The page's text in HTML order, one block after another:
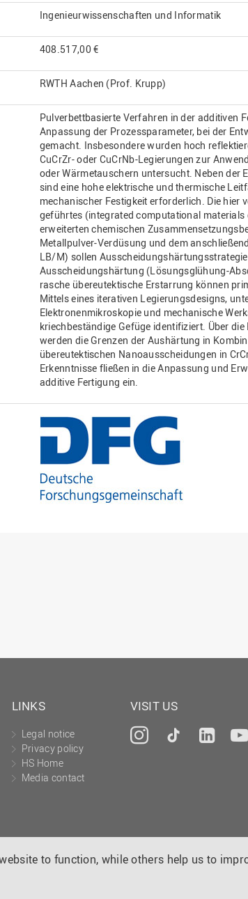
to function, while others help us to
Ingenieurwissenschaften und Informatik
408.517,00 €
RWTH Aachen (Prof. Krupp)
Pulverbettbasierte Verfahren in der additiven
Anpassung der Prozessparameter, bei der
gemacht. Insbesondere wurden hoch
CuCrZr- oder CuCrNb-Legierungen zur
oder Wärmetauschern untersucht. Neben der
sind eine hohe elektrische und thermische
mechanischer Festigkeit erforderlich. Die hier
geführtes (integrated computational
erweiterten chemischen
Metallpulver-Verdüsung und dem
LB/M) sollen
Ausscheidungshärtung (Lösungsglühung-
rasche übereutektische Erstarrung können
Mittels eines iterativen Legierungsdesigns,
Elektronenmikroskopie und mechanische
kriechbeständige Gefüge identifiziert. Über
werden die Grenzen der Aushärtung in
übereutektischen Nanoausscheidungen in
Erkenntnisse fließen in die Anpassung und
additive Fertigung ein.
LINKS
Legal notice
Privacy policy
HS Home
Media contact
VISIT US
Instagram
Tiktok